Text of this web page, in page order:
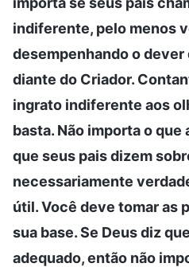
indiferente, pelo menos
desempenhando o dever
diante do Criador.
ingrato indiferente aos
basta. Não importa o que
que seus pais dizem
necessariamente
útil. Você deve tomar as
sua base. Se Deus diz
adequado, então não